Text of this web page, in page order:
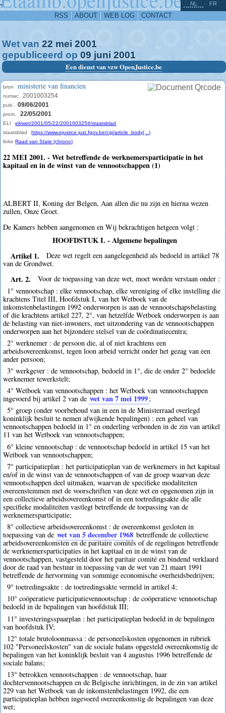
-
RSS ABOUT WEB LOG CONTACT
NL FR
Wet van 22 mei 2001
gepubliceerd op 09 juni 2001
Een dienst van vzw OpenJustice.be
bron ministerie van financien
numac 2001003254
pub. 09/06/2001
prom. 22/05/2001
ELI
eli/wet/2001/05/22/2001003254/staatsblad
staatsblad
https://www.ejustice.just.fgov.be/cgi/article_body(...)
links Raad van State (chrono)
22 MEI 2001. - Wet betreffende de werknemersparticipatie in het
kapitaal en in de winst van de vennootschappen (1)
ALBERT II, Koning der Belgen, Aan allen die nu zijn en hierna wezen
zullen, Onze Groet.
De Kamers hebben aangenomen en Wij bekrachtigen hetgeen volgt :
HOOFDSTUK I. - Algemene bepalingen
Artikel 1.
Deze wet regelt een aangelegenheid als bedoeld in artikel 78
van de Grondwet.
Art. 2.
Voor de toepassing van deze wet, moet worden verstaan onder :
1° vennootschap : elke vennootschap, elke vereniging of elke instelling die
krachtens Titel III, Hoofdstuk I, van het Wetboek van de
inkomstenbelastingen 1992 onderworpen is aan de vennootschapsbelasting
of die krachtens artikel 227, 2°, van hetzelfde Wetboek onderworpen is aan
de belasting van niet-inwoners, met uitzondering van de vennootschappen
onderworpen aan het bijzondere stelsel van de coördinatiecentra;
2° werknemer : de persoon die, al of niet krachtens een
arbeidsovereenkomst, tegen loon arbeid verricht onder het gezag van een
ander persoon;
3° werkgever : de vennootschap, bedoeld in 1°, die de onder 2° bedoelde
werknemer tewerkstelt;
4° Wetboek van vennootschappen : het Wetboek van vennootschappen
ingevoerd bij artikel 2 van de wet van 7 mei 1999;
5° groep (onder voorbehoud van in een in de Ministerraad overlegd
koninklijk besluit te nemen afwijkende bepalingen) : een geheel van
vennootschappen bedoeld in 1° en onderling verbonden in de zin van artikel
11 van het Wetboek van vennootschappen;
6° kleine vennootschap : de vennootschap bedoeld in artikel 15 van het
Wetboek van vennootschappen;
7° participatieplan : het participatieplan van de werknemers in het kapitaal
en/of in de winst van de vennootschappen of van de groep waarvan deze
vennootschappen deel uitmaken, waarvan de specifieke modaliteiten
overeenstemmen met de voorschriften van deze wet en opgenomen zijn in
een collectieve arbeidsovereenkomst of in een toetredingsakte die alle
specifieke modaliteiten vastlegt betreffende de toepassing van de
werknemersparticipatie;
8° collectieve arbeidsovereenkomst : de overeenkomst gesloten in
toepassing van de wet van 5 december 1968 betreffende de collectieve
arbeidsovereenkomsten en de paritaire comités of de regelingen betreffende
de werknemersparticipaties in het kapitaal en in de winst van de
vennootschappen, vastgesteld door het paritair comité en bindend verklaard
door de raad van bestuur in toepassing van de wet van 21 maart 1991
betreffende de hervorming van sommige economische overheidsbedrijven;
9° toetredingsakte : de toetredingsakte vermeld in artikel 4;
10° coöperatieve participatievennootschap : de coöperatieve vennootschap
bedoeld in de bepalingen van hoofdstuk III;
11° investeringsspaarplan : het participatieplan bedoeld in de bepalingen
van hoofdstuk IV;
12° totale brutoloonmassa : de personeelskosten opgenomen in rubriek
102 "Personeelskosten" van de sociale balans opgesteld overeenkomstig de
bepalingen van het koninklijk besluit van 4 augustus 1996 betreffende de
sociale balans;
13° betrokken vennootschappen : de vennootschap, haar
dochtervennootschappen en de Belgische inrichtingen, in de zin van artikel
229 van het Wetboek van de inkomstenbelastingen 1992, die een
participatieplan hebben ingevoerd overeenkomstig de bepalingen van deze
wet;
^